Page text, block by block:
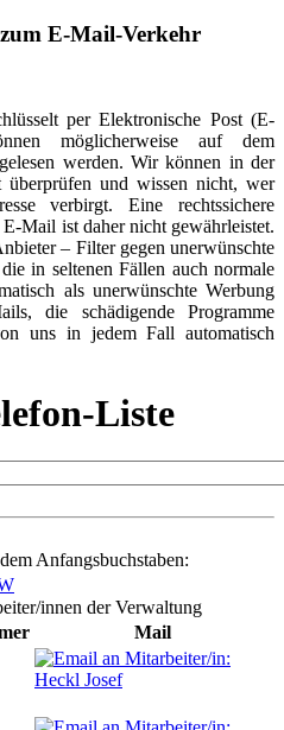
E-Mail-Verkehr
per Elektronische Post (E-
möglicherweise auf dem
werden. Wir können in der
und wissen nicht, wer
verbirgt. Eine rechtssichere
Mail ist daher nicht gewährleistet.
– Filter gegen unerwünschte
in seltenen Fällen auch normale
als unerwünschte Werbung
die schädigende Programme
uns in jedem Fall automatisch
Liste
Anfangsbuchstaben:
innen der Verwaltung
Mail